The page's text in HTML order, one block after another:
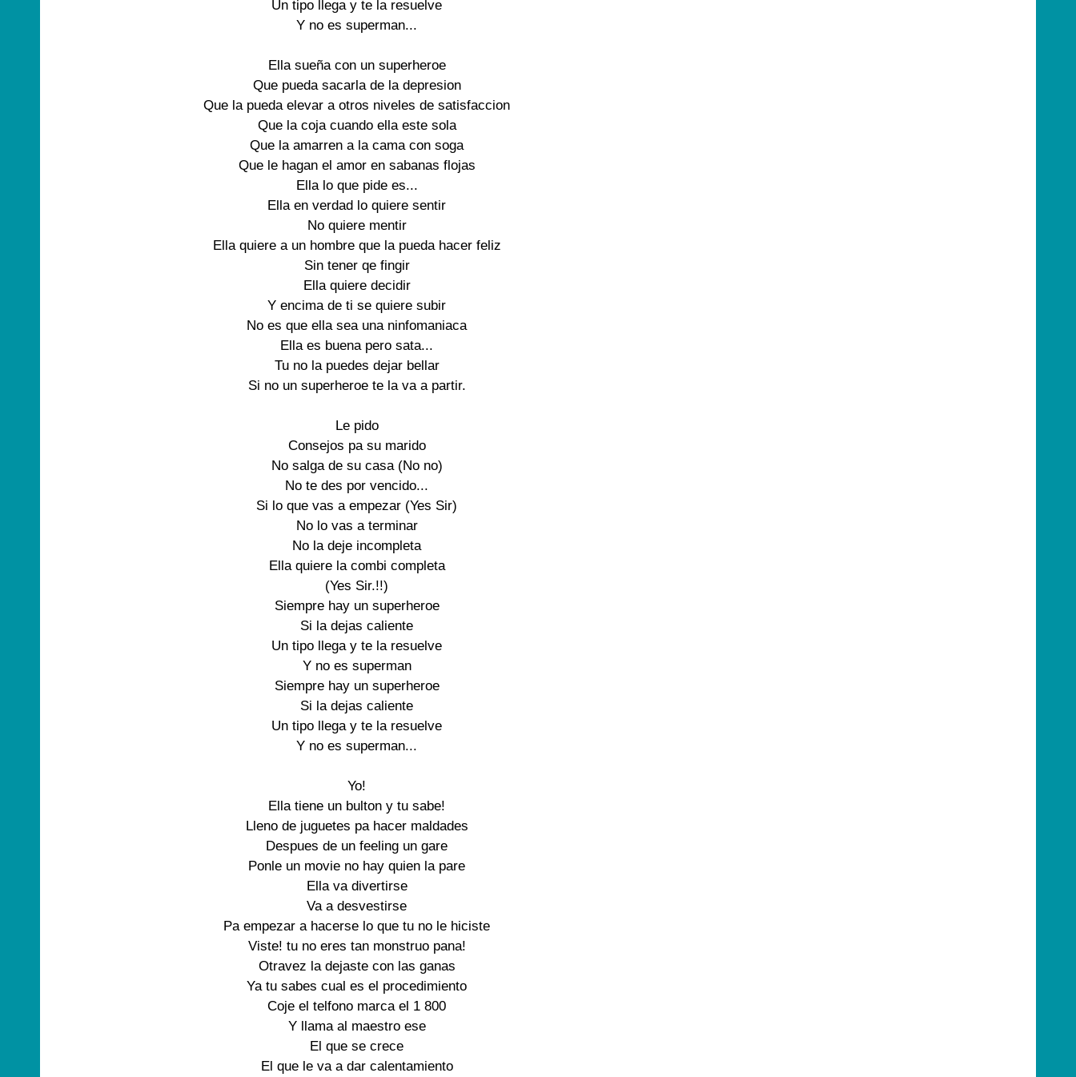
Un tipo llega y te la resuelve
Y no es superman...
Ella sueña con un superheroe
Que pueda sacarla de la depresion
Que la pueda elevar a otros niveles de satisfaccion
Que la coja cuando ella este sola
Que la amarren a la cama con soga
Que le hagan el amor en sabanas flojas
Ella lo que pide es...
Ella en verdad lo quiere sentir
No quiere mentir
Ella quiere a un hombre que la pueda hacer feliz
Sin tener qe fingir
Ella quiere decidir
Y encima de ti se quiere subir
No es que ella sea una ninfomaniaca
Ella es buena pero sata...
Tu no la puedes dejar bellar
Si no un superheroe te la va a partir.
Le pido
Consejos pa su marido
No salga de su casa (No no)
No te des por vencido...
Si lo que vas a empezar (Yes Sir)
No lo vas a terminar
No la deje incompleta
Ella quiere la combi completa
(Yes Sir.!!)
Siempre hay un superheroe
Si la dejas caliente
Un tipo llega y te la resuelve
Y no es superman
Siempre hay un superheroe
Si la dejas caliente
Un tipo llega y te la resuelve
Y no es superman...
Yo!
Ella tiene un bulton y tu sabe!
Lleno de juguetes pa hacer maldades
Despues de un feeling un gare
Ponle un movie no hay quien la pare
Ella va divertirse
Va a desvestirse
Pa empezar a hacerse lo que tu no le hiciste
Viste! tu no eres tan monstruo pana!
Otravez la dejaste con las ganas
Ya tu sabes cual es el procedimiento
Coje el telfono marca el 1 800
Y llama al maestro ese
El que se crece
El que le va a dar calentamiento